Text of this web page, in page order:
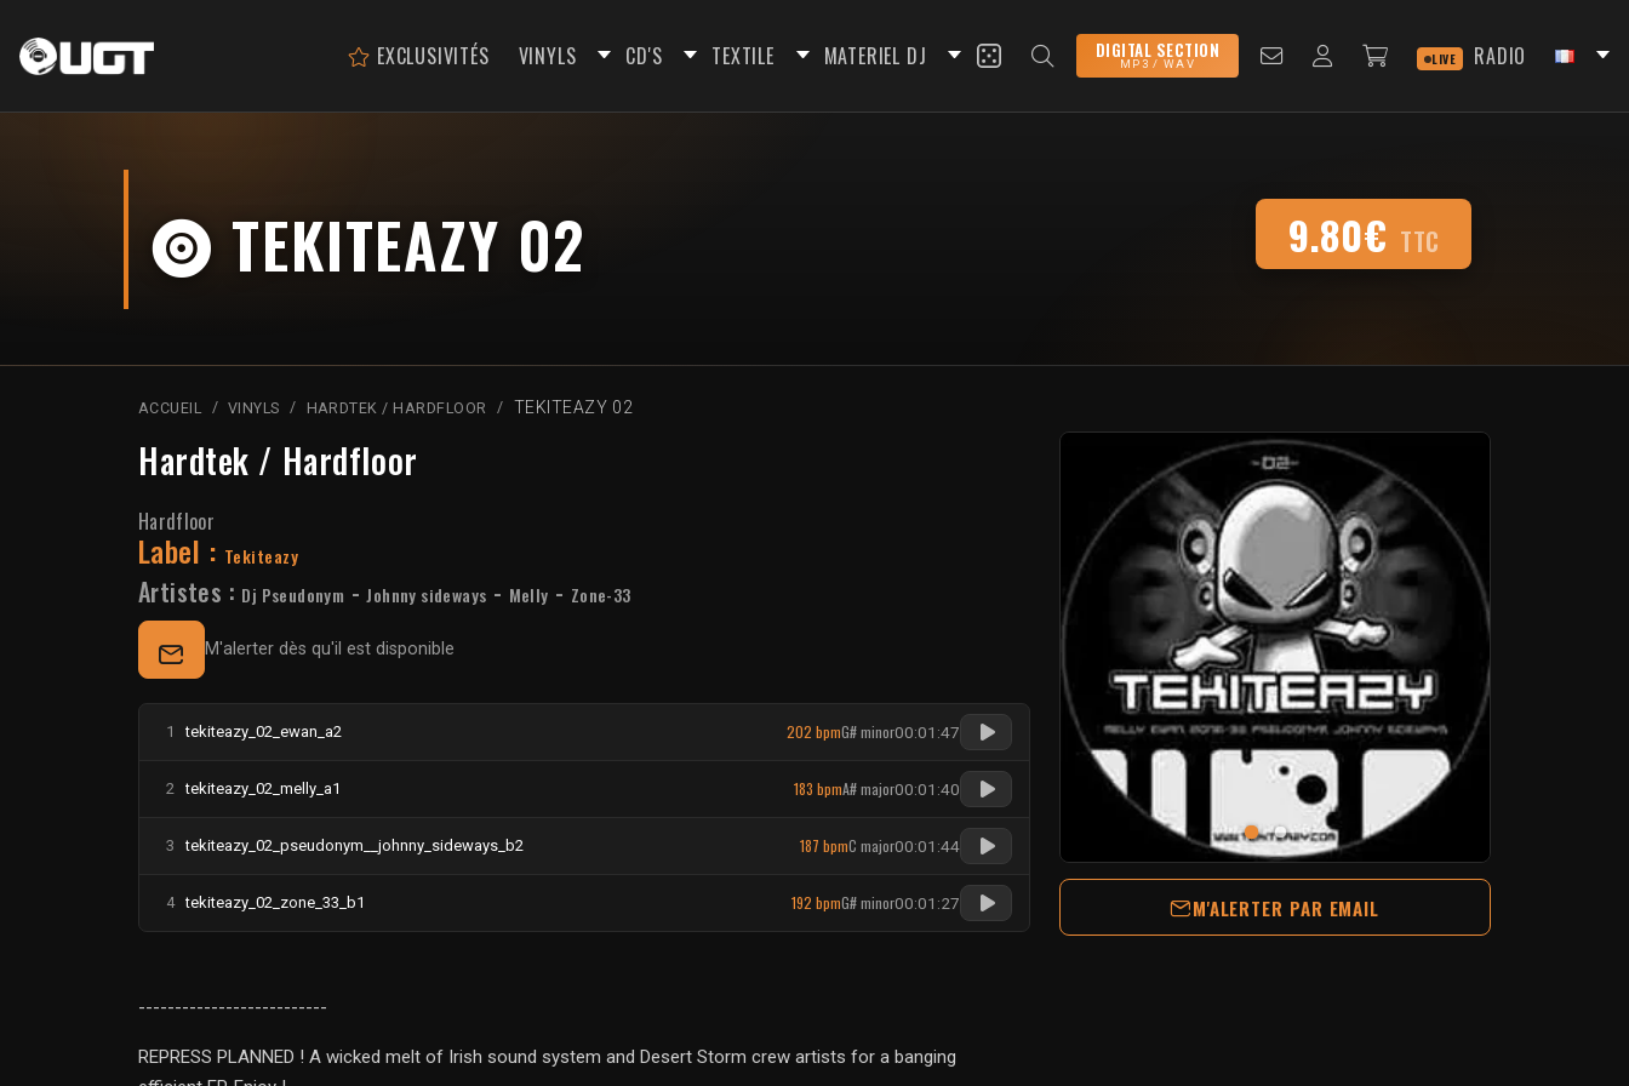
EXCLUSIVITÉS VINYLS CD'S TEXTILE MATERIEL DJ DIGITAL SECTION
MP3 / WAV LIVE RADIO
TEKITEAZY 02 9.80€ TTC
ACCUEIL VINYLS HARDTEK / HARDFLOOR TEKITEAZY 02
Hardtek / Hardfloor
Hardfloor
Label : Tekiteazy
Artistes : Dj Pseudonym -Johnny sideways - Melly - Zone-33
M'alerter dès qu'il est disponible
1 tekiteazy_02_ewan_a2 202 bpmG# minor00:01:47
2 tekiteazy_02_melly_a1 183 bpmA# major00:01:40
3 tekiteazy_02_pseudonym__johnny_sideways_b2 187 bpmC major00:01:44
4 tekiteazy_02_zone_33_b1 192 bpmG# minor00:01:27
--------------------------
REPRESS PLANNED ! A wicked melt of Irish sound system and Desert Storm crew artists for a banging
M'ALERTER PAR EMAIL